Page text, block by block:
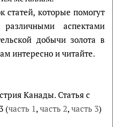
статей, которые помогут
аспектами
добычи золота в
интересно и читайте.
Канады. Статья с
(часть 1,часть 2,часть 3)